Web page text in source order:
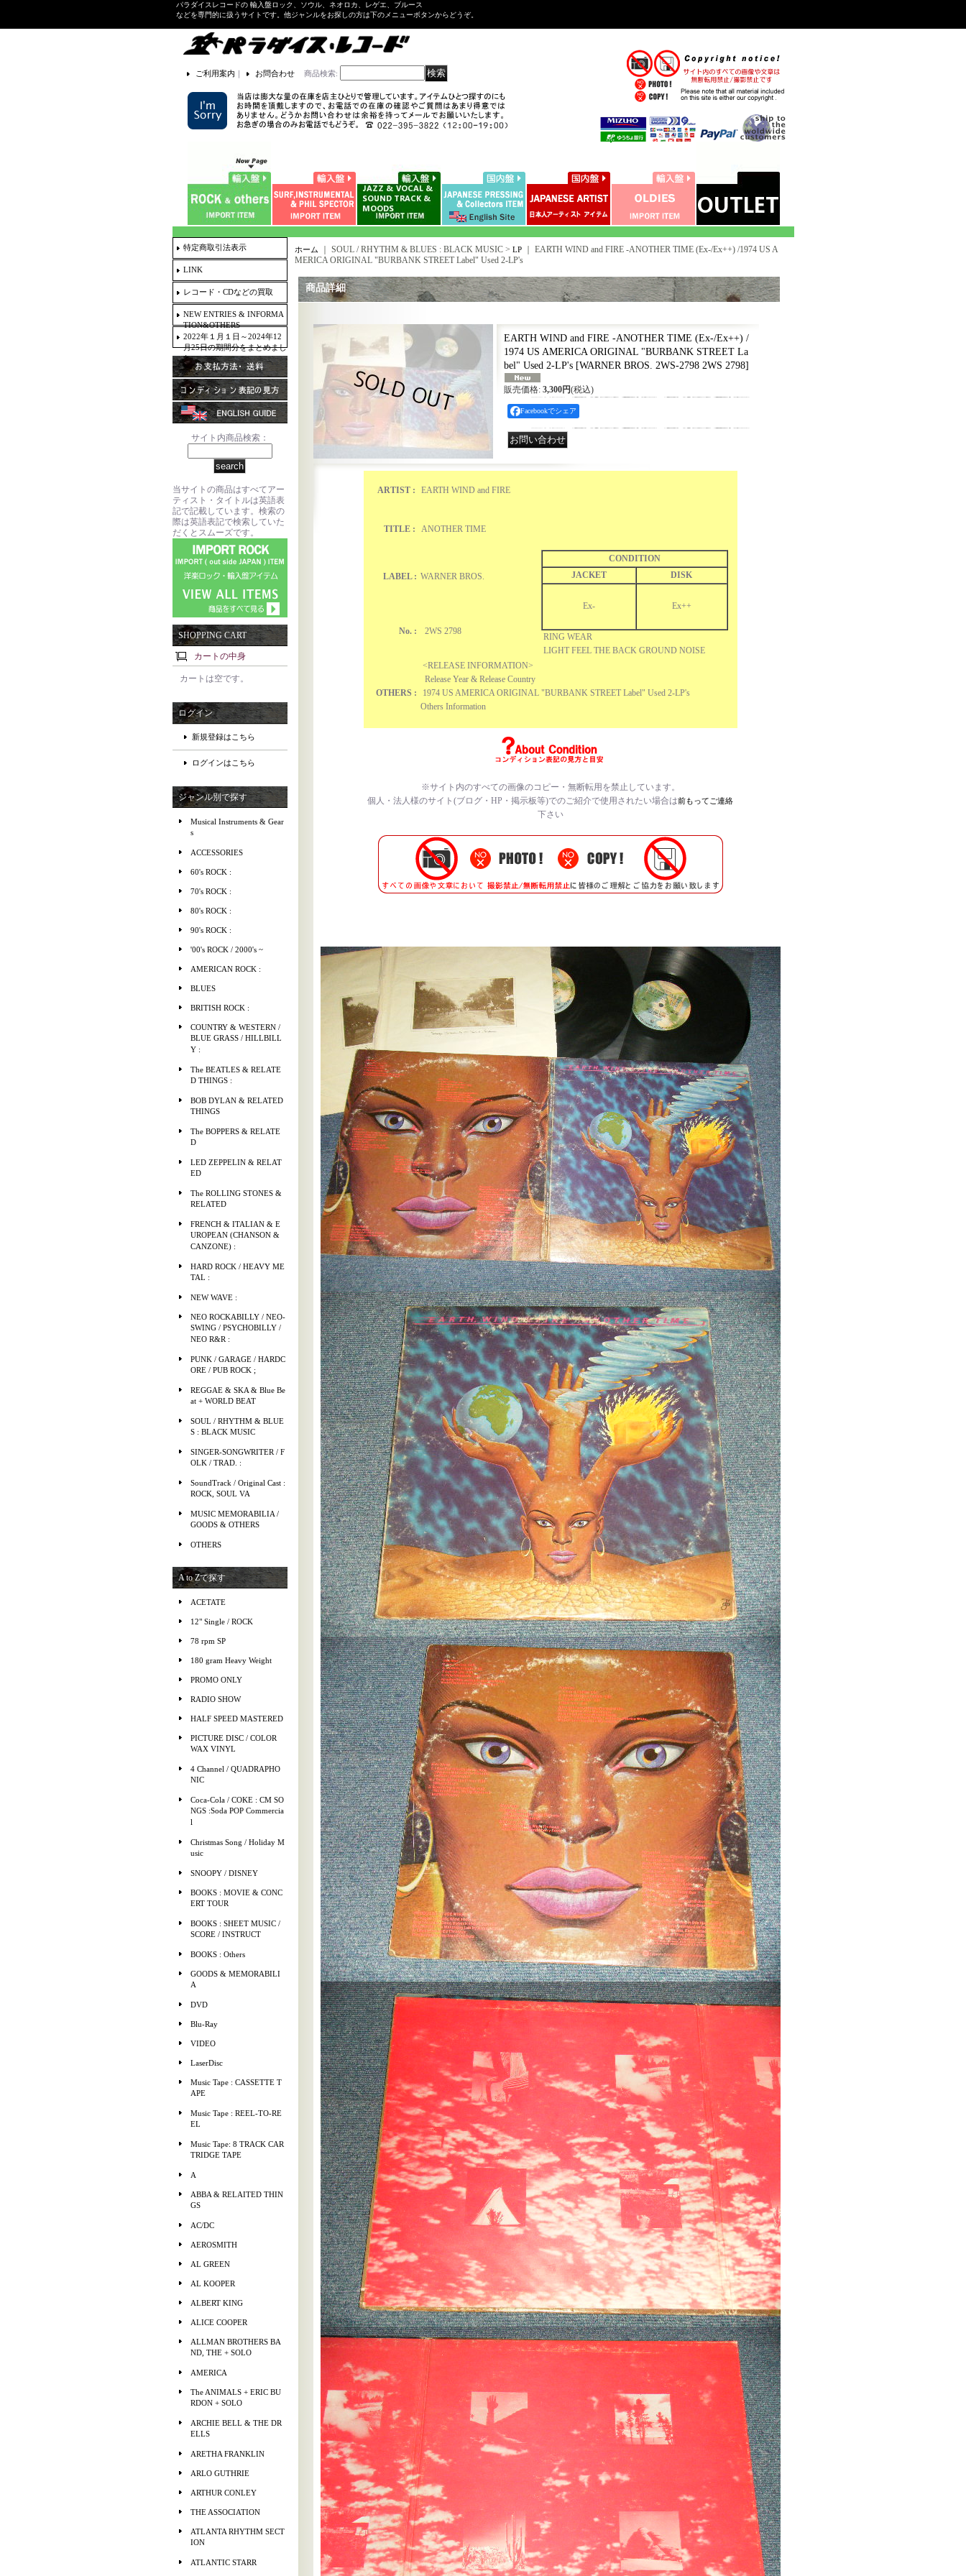
パラダイスレコードの 輸入盤ロック、ソウル、ネオロカ、レゲエ、ブルース
などを専門的に扱うサイトです。他ジャンルをお探しの方は下のメニューボタンからどうぞ。
ご利用案内 ｜ お問合わせ 商品検索:
特定商取引法表示
LINK
レコード・CDなどの買取
NEW ENTRIES & INFORMA
TION&OTHERS
2022年１月１日～2024年12
月25日の期間分をまとめまし
た。
サイト内商品検索：
当サイトの商品はすべてアー
ティスト・タイトルは英語表
記で記載しています。検索の
際は英語表記で検索していた
だくとスムーズです。
SHOPPING CART
カートの中身
カートは空です。
ログイン
新規登録はこちら
ログインはこちら
ジャンル別で探す
Musical Instruments & Gear
s
ACCESSORIES
60's ROCK :
70's ROCK :
80's ROCK :
90's ROCK :
'00's ROCK / 2000's ~
AMERICAN ROCK :
BLUES
BRITISH ROCK :
COUNTRY & WESTERN /
BLUE GRASS / HILLBILL
Y :
The BEATLES & RELATE
D THINGS :
BOB DYLAN & RELATED
THINGS
The BOPPERS & RELATE
D
LED ZEPPELIN & RELAT
ED
The ROLLING STONES &
RELATED
FRENCH & ITALIAN & E
UROPEAN (CHANSON &
CANZONE) :
HARD ROCK / HEAVY ME
TAL :
NEW WAVE :
NEO ROCKABILLY / NEO-
SWING / PSYCHOBILLY /
NEO R&R :
PUNK / GARAGE / HARDC
ORE / PUB ROCK ;
REGGAE & SKA & Blue Be
at + WORLD BEAT
SOUL / RHYTHM & BLUE
S : BLACK MUSIC
SINGER-SONGWRITER / F
OLK / TRAD. :
SoundTrack / Original Cast :
ROCK, SOUL VA
MUSIC MEMORABILIA /
GOODS & OTHERS
OTHERS
A to Zで探す
ACETATE
12" Single / ROCK
78 rpm SP
180 gram Heavy Weight
PROMO ONLY
RADIO SHOW
HALF SPEED MASTERED
PICTURE DISC / COLOR
WAX VINYL
4 Channel / QUADRAPHO
NIC
Coca-Cola / COKE : CM SO
NGS :Soda POP Commercia
l
Christmas Song / Holiday M
usic
SNOOPY / DISNEY
BOOKS : MOVIE & CONC
ERT TOUR
BOOKS : SHEET MUSIC /
SCORE / INSTRUCT
BOOKS : Others
GOODS & MEMORABILI
A
DVD
Blu-Ray
VIDEO
LaserDisc
Music Tape : CASSETTE T
APE
Music Tape : REEL-TO-RE
EL
Music Tape: 8 TRACK CAR
TRIDGE TAPE
A
ABBA & RELAITED THIN
GS
AC/DC
AEROSMITH
AL GREEN
AL KOOPER
ALBERT KING
ALICE COOPER
ALLMAN BROTHERS BA
ND, THE + SOLO
AMERICA
The ANIMALS + ERIC BU
RDON + SOLO
ARCHIE BELL & THE DR
ELLS
ARETHA FRANKLIN
ARLO GUTHRIE
ARTHUR CONLEY
THE ASSOCIATION
ATLANTA RHYTHM SECT
ION
ATLANTIC STARR
ホーム ｜ SOUL / RHYTHM & BLUES : BLACK MUSIC > LP
EARTH WIND and FIRE -ANOTHER TIME (Ex-/Ex++) /1974 US A
MERICA ORIGINAL "BURBANK STREET Label" Used 2-LP's
商品詳細
EARTH WIND and FIRE -ANOTHER TIME (Ex-/Ex++) /
1974 US AMERICA ORIGINAL "BURBANK STREET La
bel" Used 2-LP's [WARNER BROS. 2WS-2798 2WS 2798]
販売価格: 3,300円(税込)
Facebookでシェア
ARTIST : EARTH WIND and FIRE
TITLE : ANOTHER TIME
LABEL : WARNER BROS.
CONDITION
JACKET
DISK
Ex- Ex++
RING WEAR
LIGHT FEEL THE BACK GROUND NOISE
No. : 2WS 2798
OTHERS :
<RELEASE INFORMATION>
Release Year & Release Country
1974 US AMERICA ORIGINAL "BURBANK STREET Label" Used 2-LP's
Others Information
※サイト内のすべての画像のコピー・無断転用を禁止しています。
個人・法人様のサイト(ブログ・HP・掲示板等)でのご紹介で使用されたい場合は前もってご連絡
下さい